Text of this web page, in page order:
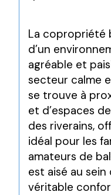
La copropriété
d’un
agréable et
secteur calme
se trouve à
et d’espaces
des riverains,
idéal pour les
amateurs de
est aisé au
véritable